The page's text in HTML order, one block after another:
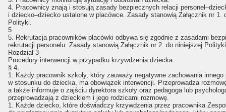
4. Pracownicy znają i stosują zasady bezpiecznych relacji
i dziecko–dziecko ustalone w placówce. Zasady stanowią Załącznik nr 1.
Polityki.
5
5. Rekrutacja pracowników placówki odbywa się zgodnie z zasadami
rekrutacji personelu. Zasady stanowią Załącznik nr 2. do niniejszej
Rozdział 3
Procedury interwencji w przypadku krzywdzenia dziecka
§ 4.
1. Każdy pracownik szkoły, który zauważy negatywne zachowania innego
w stosunku do dziecka, ma obowiązek interwencji. Przeprowadza
a także informuje o zajściu dyrektora szkoły oraz pedagoga lub
przeprowadzają z dzieckiem i jego rodzicami rozmowę.
1. Każde dziecko, które doświadczy krzywdzenia przez pracownika